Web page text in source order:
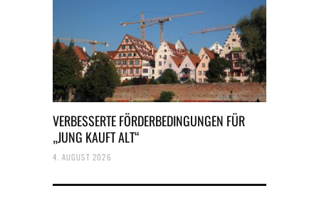
VERBESSERTE FÖRDERBEDINGUNGEN FÜR
„JUNG KAUFT ALT“
4. AUGUST 2026